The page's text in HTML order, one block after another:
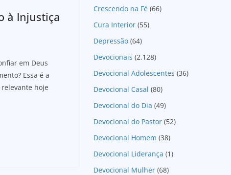
à Injustiça
em Deus
Essa é a
hoje
Crescendo na Fé (66)
Cura Interior (55)
Depressão (64)
Devocionais (2.128)
Devocional Adolescentes (36)
Devocional Casal (80)
Devocional do Dia (49)
Devocional do Pastor (52)
Devocional Homem (38)
Devocional Liderança (1)
Devocional Mulher (68)